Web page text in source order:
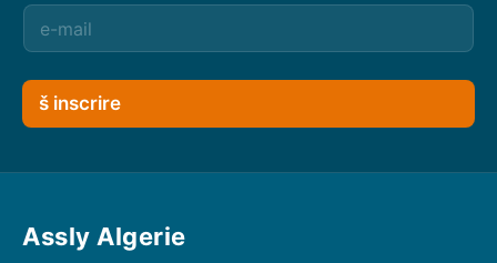
š inscrire
Assly Algerie